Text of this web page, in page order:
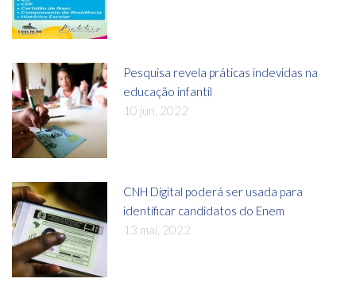
Pesquisa revela práticas indevidas na
educação infantil
10 jun, 2022
CNH Digital poderá ser usada para
identificar candidatos do Enem
13 mai, 2022